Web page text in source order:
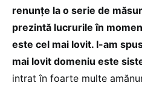
renunțe la o serie de
prezintă lucrurile în
este cel mai lovit. I-am
mai lovit domeniu este
intrat în foarte multe